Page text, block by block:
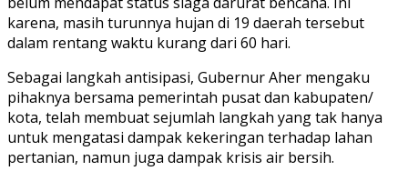
karena, masih turunnya hujan di 19 daerah tersebut
dalam rentang waktu kurang dari 60 hari.
Sebagai langkah antisipasi, Gubernur Aher mengaku
pihaknya bersama pemerintah pusat dan kabupaten/
kota, telah membuat sejumlah langkah yang tak hanya
untuk mengatasi dampak kekeringan terhadap lahan
pertanian, namun juga dampak krisis air bersih.